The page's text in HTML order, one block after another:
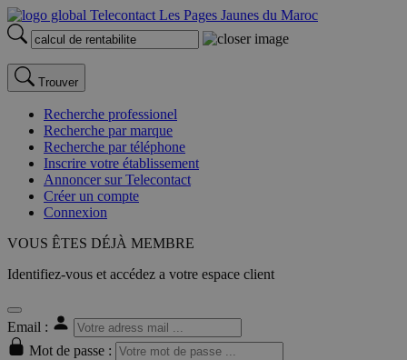
Trouver
Recherche professionel
Recherche par marque
Recherche par téléphone
Inscrire votre établissement
Annoncer sur Telecontact
Créer un compte
Connexion
VOUS ÊTES DÉJÀ MEMBRE
Identifiez-vous et accédez a votre espace client
Email :
Mot de passe :